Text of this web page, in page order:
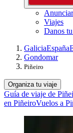
Viajes
Danos
GaliciaEspaña
Gondomar
Piñeiro
Organiza tu viaje
Guía de viaje de
en PiñeiroVuelos a